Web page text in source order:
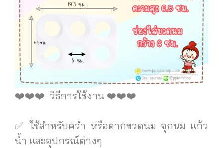
️️️❤️❤️❤️ วิธีการใช้งาน ️️️❤️❤️❤️
✅ ใช้สำหรับคว่ำ หรือตากขวดนม จุกนม แก้ว
น้ำ และอุปกรณ์ต่างๆ